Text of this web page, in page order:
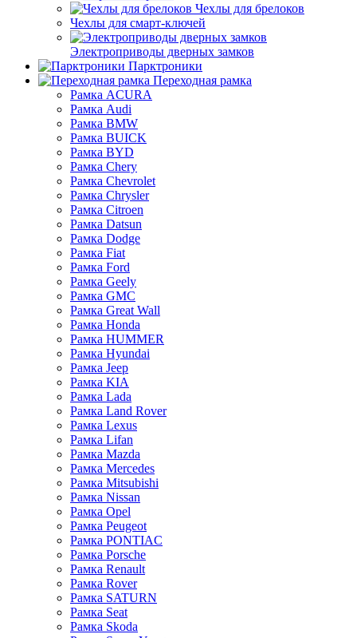
Чехлы для брелоков
Чехлы для смарт-ключей
Электроприводы дверных замков
Парктроники
Переходная рамка
Рамка ACURA
Рамка Audi
Рамка BMW
Рамка BUICK
Рамка BYD
Рамка Chery
Рамка Chevrolet
Рамка Chrysler
Рамка Citroen
Рамка Datsun
Рамка Dodge
Рамка Fiat
Рамка Ford
Рамка Geely
Рамка GMC
Рамка Great Wall
Рамка Honda
Рамка HUMMER
Рамка Hyundai
Рамка Jeep
Рамка KIA
Рамка Lada
Рамка Land Rover
Рамка Lexus
Рамка Lifan
Рамка Mazda
Рамка Mercedes
Рамка Mitsubishi
Рамка Nissan
Рамка Opel
Рамка Peugeot
Рамка PONTIAC
Рамка Porsche
Рамка Renault
Рамка Rover
Рамка SATURN
Рамка Seat
Рамка Skoda